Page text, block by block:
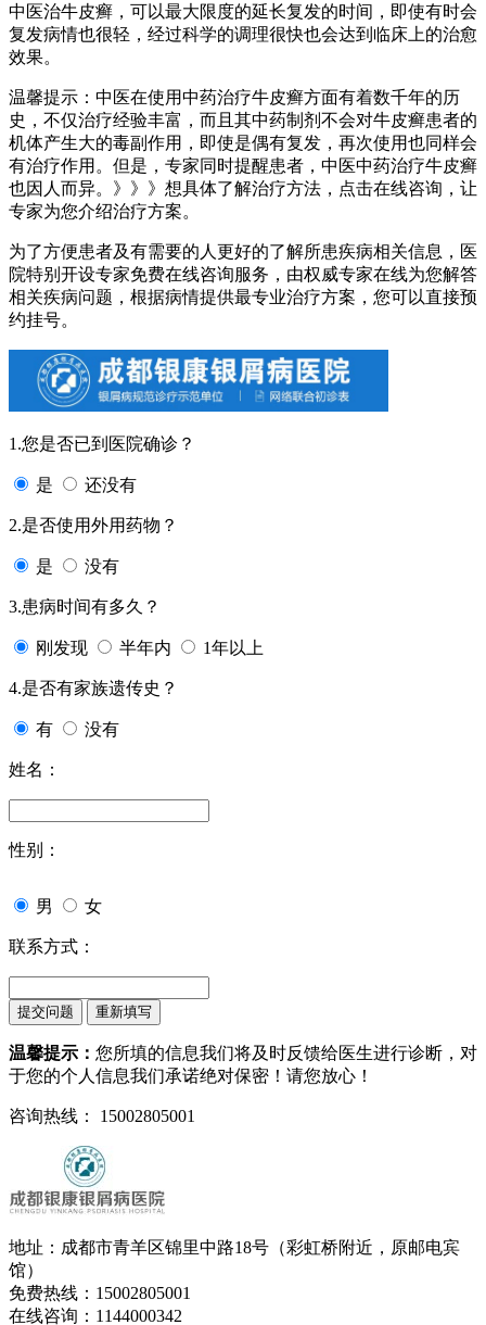
中医治牛皮癣，可以最大限度的延长复发的时间，即使有时会
复发病情也很轻，经过科学的调理很快也会达到临床上的治愈
效果。
温馨提示：中医在使用中药治疗牛皮癣方面有着数千年的历
史，不仅治疗经验丰富，而且其中药制剂不会对牛皮癣患者的
机体产生大的毒副作用，即使是偶有复发，再次使用也同样会
有治疗作用。但是，专家同时提醒患者，中医中药治疗牛皮癣
也因人而异。》》》想具体了解治疗方法，点击在线咨询，让
专家为您介绍治疗方案。
为了方便患者及有需要的人更好的了解所患疾病相关信息，医
院特别开设专家免费在线咨询服务，由权威专家在线为您解答
相关疾病问题，根据病情提供最专业治疗方案，您可以直接预
约挂号。
1.您是否已到医院确诊？
是 还没有
2.是否使用外用药物？
是 没有
3.患病时间有多久？
刚发现 半年内 1年以上
4.是否有家族遗传史？
有 没有
姓名：
性别：
男 女
联系方式：
温馨提示： 您所填的信息我们将及时反馈给医生进行诊断，对
于您的个人信息我们承诺绝对保密！请您放心！
咨询热线： 15002805001
地址：成都市青羊区锦里中路18号（彩虹桥附近，原邮电宾
馆）
免费热线：15002805001
在线咨询：1144000342